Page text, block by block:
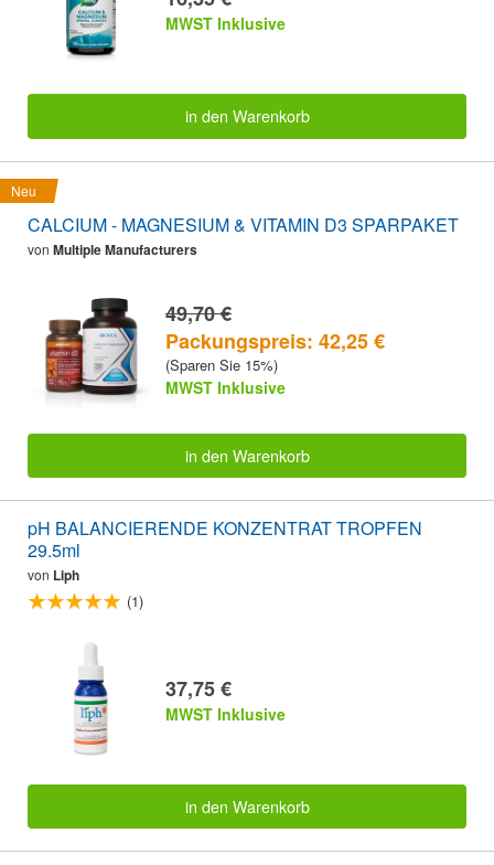
MWST Inklusive
in den Warenkorb
Neu
CALCIUM - MAGNESIUM & VITAMIN D3 SPARPAKET
von Multiple Manufacturers
49,70 €
Packungspreis: 42,25 €
(Sparen Sie 15%)
MWST Inklusive
in den Warenkorb
pH BALANCIERENDE KONZENTRAT TROPFEN
29.5ml
von Liph
(1)
37,75 €
MWST Inklusive
in den Warenkorb